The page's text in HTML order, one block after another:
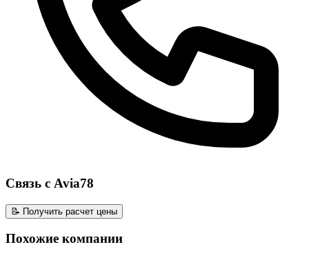
Связь с Avia78
📝 Получить расчет цены
Похожие компании